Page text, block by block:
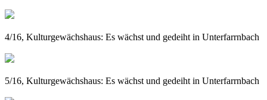
4/16, Kulturgewächshaus: Es wächst und gedeiht in Unterfarrnbach
5/16, Kulturgewächshaus: Es wächst und gedeiht in Unterfarrnbach